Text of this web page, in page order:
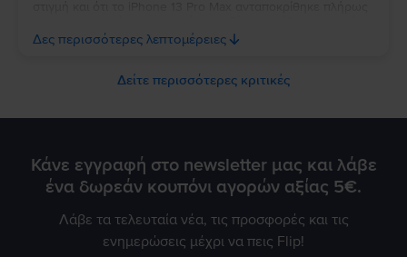
που μείνατε ικανοποιημένος και από τη συνολική
εξυπηρέτηση, τη συσκευασία και τα αξεσουάρ προστασίας.
Δες περισσότερες λεπτομέρειες
Δείτε περισσότερες κριτικές
Κάνε εγγραφή στο newsletter μας και λάβε
ένα δωρεάν κουπόνι αγορών αξίας 5€.
Λάβε τα τελευταία νέα, τις προσφορές και τις
ενημερώσεις μέχρι να πεις Flip!